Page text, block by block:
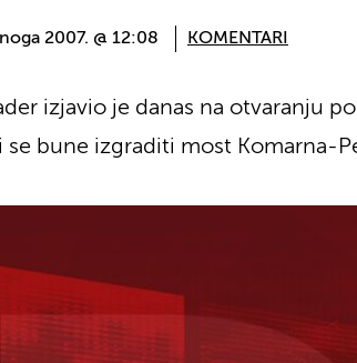
2007. @ 12:08 KOMENTARI
izjavio je danas na otvaranju
se bune izgraditi most Komarna-